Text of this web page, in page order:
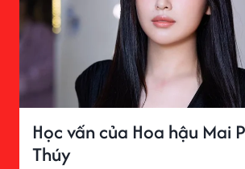
Học vấn của Hoa hậu Mai
Thúy